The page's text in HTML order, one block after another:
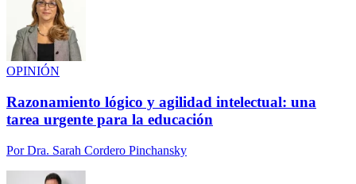
OPINIÓN
Razonamiento lógico y agilidad intelectual: una
tarea urgente para la educación
PorDra. Sarah Cordero Pinchansky